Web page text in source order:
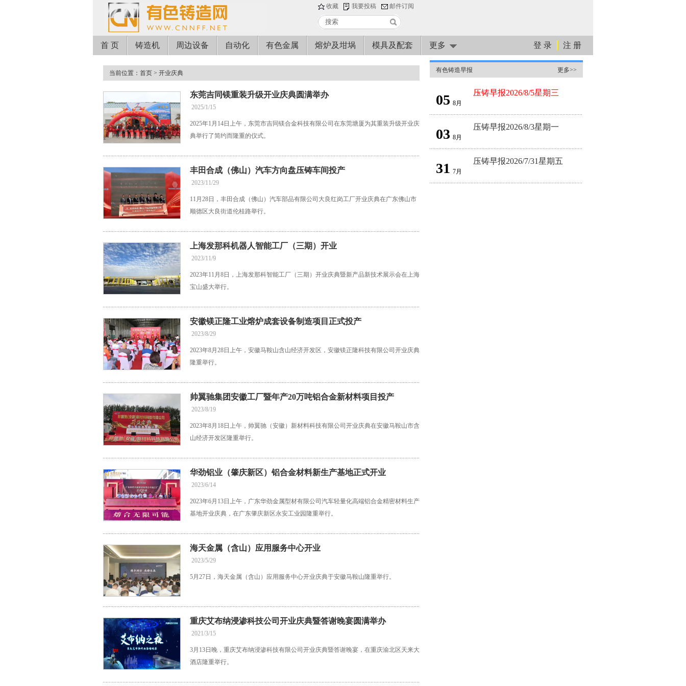
收藏 我要投稿 邮件订阅
首 页 铸造机 周边设备 自动化 有色金属 熔炉及坩埚 模具及配套 更多 登 录 注 册
当前位置： 首页 > 开业庆典
东莞吉同镁重装升级开业庆典圆满举办
2025/1/15
2025年1月14日上午，东莞市吉同镁合金科技有限公司在东莞塘厦为其重装升级开业庆
典举行了简约而隆重的仪式。
丰田合成（佛山）汽车方向盘压铸车间投产
2023/11/29
11月28日，丰田合成（佛山）汽车部品有限公司大良红岗工厂开业庆典在广东佛山市
顺德区大良街道伦桂路举行。
上海发那科机器人智能工厂（三期）开业
2023/11/9
2023年11月8日，上海发那科智能工厂（三期）开业庆典暨新产品新技术展示会在上海
宝山盛大举行。
安徽镁正隆工业熔炉成套设备制造项目正式投产
2023/8/29
2023年8月28日上午，安徽马鞍山含山经济开发区，安徽镁正隆科技有限公司开业庆典
隆重举行。
帅翼驰集团安徽工厂暨年产20万吨铝合金新材料项目投产
2023/8/19
2023年8月18日上午，帅翼驰（安徽）新材料科技有限公司开业庆典在安徽马鞍山市含
山经济开发区隆重举行。
华劲铝业（肇庆新区）铝合金材料新生产基地正式开业
2023/6/14
2023年6月13日上午，广东华劲金属型材有限公司汽车轻量化高端铝合金精密材料生产
基地开业庆典，在广东肇庆新区永安工业园隆重举行。
海天金属（含山）应用服务中心开业
2023/5/29
5月27日，海天金属（含山）应用服务中心开业庆典于安徽马鞍山隆重举行。
重庆艾布纳浸渗科技公司开业庆典暨答谢晚宴圆满举办
2021/3/15
3月13日晚，重庆艾布纳浸渗科技有限公司开业庆典暨答谢晚宴，在重庆渝北区天来大
酒店隆重举行。
有色铸造早报 更多>>
05 8月
压铸早报2026/8/5星期三
03 8月
压铸早报2026/8/3星期一
31 7月
压铸早报2026/7/31星期五